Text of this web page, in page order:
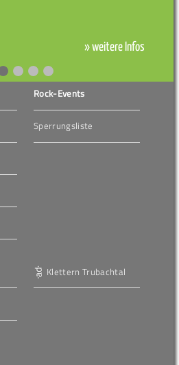
» weitere Infos
Rock-Events
Sperrungsliste
Klettern Trubachtal